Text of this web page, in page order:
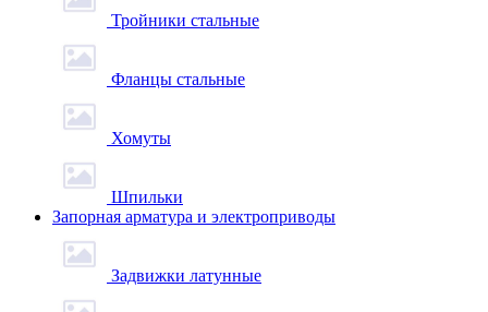
Тройники стальные
Фланцы стальные
Хомуты
Шпильки
Запорная арматура и электроприводы
Задвижки латунные